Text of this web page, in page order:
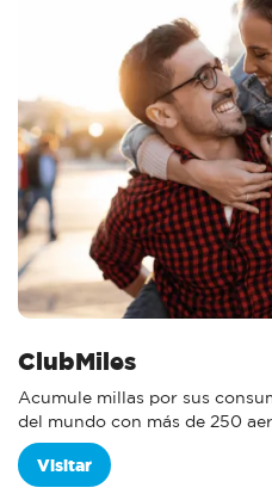
ClubMiles
Acumule millas por sus
del mundo con más de 250
Visitar